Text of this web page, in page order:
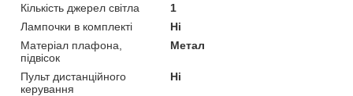
Кількість джерел світла
1
Лампочки в комплекті
Ні
Матеріал плафона,
підвісок
Метал
Пульт дистанційного
керування
Ні